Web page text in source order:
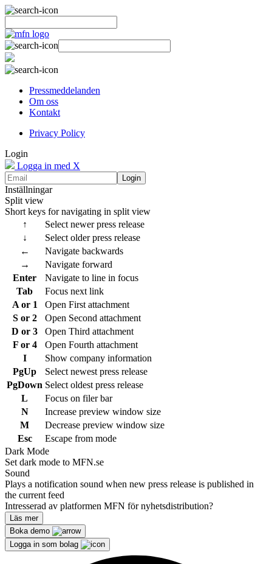
Pressmeddelanden
Om oss
Kontakt
Privacy Policy
Login
Logga in med X
Login
Inställningar
Split view
Short keys for navigating in split view
↑
Select newer press release
↓
Select older press release
←
Navigate backwards
→
Navigate forward
Enter
Navigate to line in focus
Tab
Focus next link
A or 1
Open First attachment
S or 2
Open Second attachment
D or 3
Open Third attachment
F or 4
Open Fourth attachment
I
Show company information
PgUp
Select newest press release
PgDown Select oldest press release
L
Focus on filer bar
N
Increase preview window size
M
Decrease preview window size
Esc
Escape from mode
Dark Mode
Set dark mode to MFN.se
Sound
Plays a notification sound when new press release is published in
the current feed
Intresserad av platformen MFN för nyhetsdistribution?
Läs mer
Boka demo
Logga in som bolag